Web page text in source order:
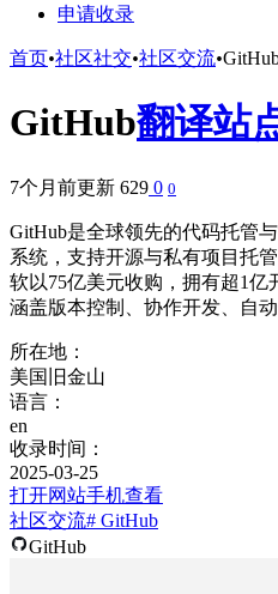
申请收录
首页•社区社交•社区交流•
GitHub翻译站
7个月前更新 629 0 0
GitHub是全球领先的代码托管
系统，支持开源与私有项目托
软以75亿美元收购，拥有超1亿
涵盖版本控制、协作开发、自
所在地：
美国旧金山
语言：
en
收录时间：
2025-03-25
打开网站手机查看
社区交流# GitHub
GitHub